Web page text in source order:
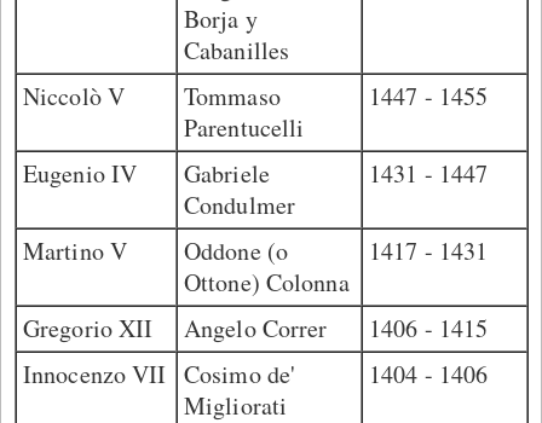
Borja y
Cabanilles
Niccolò V
Tommaso
Parentucelli
1447 - 1455
Eugenio IV
Gabriele
Condulmer
1431 - 1447
Martino V
Oddone (o
Ottone) Colonna
1417 - 1431
Gregorio XII Angelo Correr
1406 - 1415
Innocenzo VII Cosimo de'
Migliorati
1404 - 1406